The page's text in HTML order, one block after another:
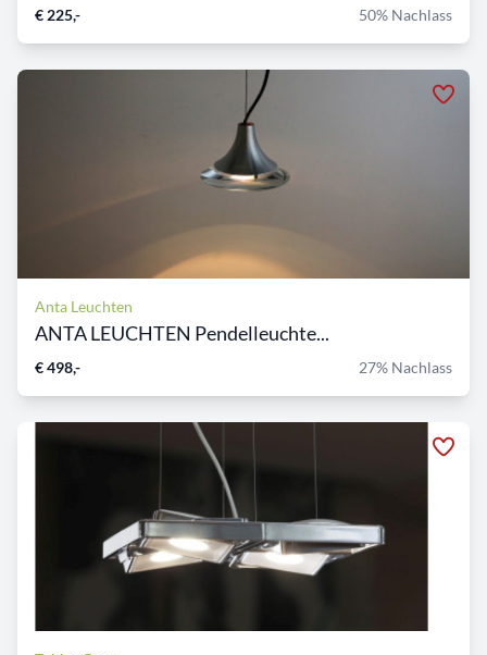
€ 225,- 50% Nachlass
Anta Leuchten
ANTA LEUCHTEN Pendelleuchte...
€ 498,- 27% Nachlass